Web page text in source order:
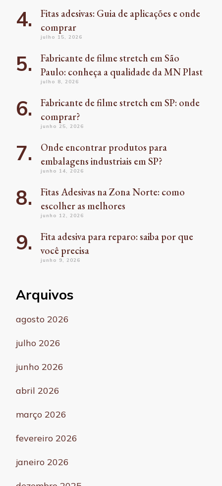
Fitas adesivas: Guia de aplicações e onde
comprar
julho 15, 2026
Fabricante de filme stretch em São
Paulo: conheça a qualidade da MN Plast
julho 8, 2026
Fabricante de filme stretch em SP: onde
comprar?
junho 25, 2026
Onde encontrar produtos para
embalagens industriais em SP?
junho 14, 2026
Fitas Adesivas na Zona Norte: como
escolher as melhores
junho 12, 2026
Fita adesiva para reparo: saiba por que
você precisa
junho 9, 2026
Arquivos
agosto 2026
julho 2026
junho 2026
abril 2026
março 2026
fevereiro 2026
janeiro 2026